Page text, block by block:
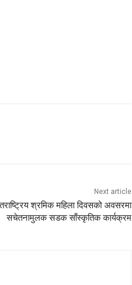
Next article
श्रमिक महिला दिवसको अवसरमा
सचेतनामुलक सडक साँस्कृतिक कार्यक्रम